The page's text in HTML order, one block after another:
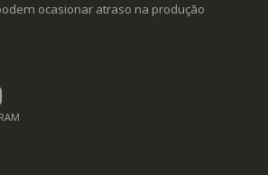
ocasionar atraso na produção